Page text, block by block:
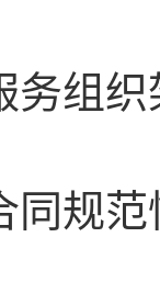
务组
同规